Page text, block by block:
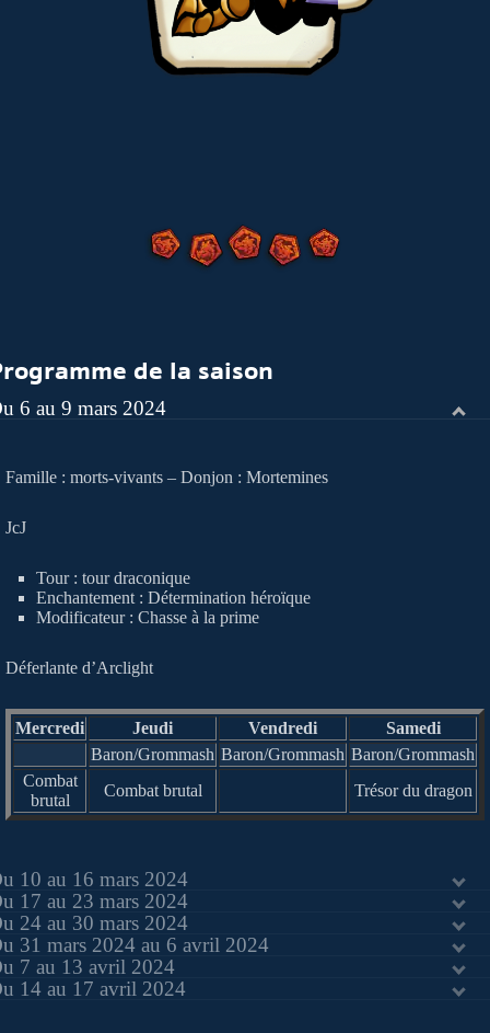
de la saison
6 au 9 mars 2024
Famille : morts-vivants – Donjon : Mortemines
JcJ
Tour : tour draconique
Enchantement : Détermination héroïque
Modificateur : Chasse à la prime
Déferlante d’Arclight
Mercredi Jeudi Vendredi
Samedi
Baron/Grommash Baron/Grommash Baron/Grommash
Combat
brutal
Combat brutal Trésor du dragon
10 au 16 mars 2024
17 au 23 mars 2024
24 au 30 mars 2024
31 mars 2024 au 6 avril 2024
7 au 13 avril 2024
14 au 17 avril 2024